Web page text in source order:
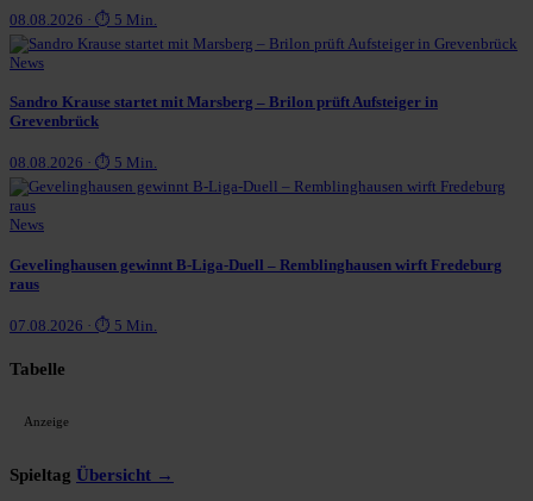
08.08.2026 · ⏱ 5 Min.
News
Sandro Krause startet mit Marsberg – Brilon prüft Aufsteiger in
Grevenbrück
08.08.2026 · ⏱ 5 Min.
News
Gevelinghausen gewinnt B-Liga-Duell – Remblinghausen wirft Fredeburg
raus
07.08.2026 · ⏱ 5 Min.
Tabelle
Anzeige
Spieltag Übersicht →